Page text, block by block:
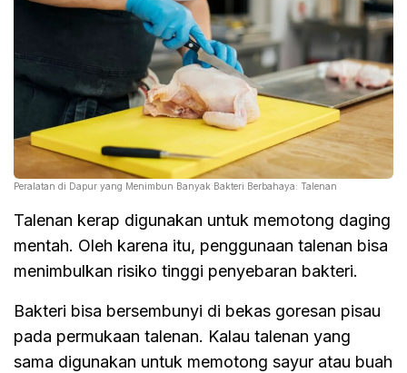
Peralatan di Dapur yang Menimbun Banyak Bakteri Berbahaya: Talenan
Talenan kerap digunakan untuk memotong daging
mentah. Oleh karena itu, penggunaan talenan bisa
menimbulkan risiko tinggi penyebaran bakteri.
Bakteri bisa bersembunyi di bekas goresan pisau
pada permukaan talenan. Kalau talenan yang
sama digunakan untuk memotong sayur atau buah